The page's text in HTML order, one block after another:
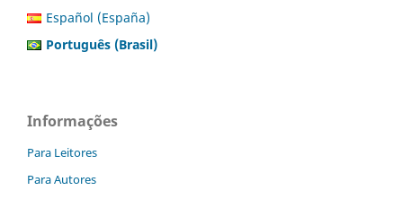
Español (España)
Português (Brasil)
Informações
Para Leitores
Para Autores